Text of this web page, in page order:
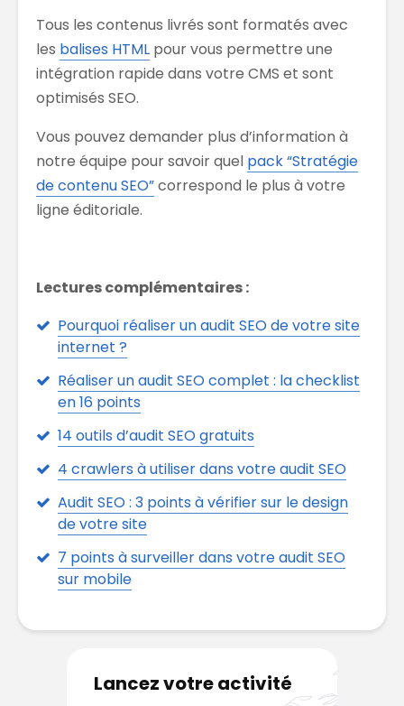
Tous les contenus livrés sont formatés avec
les balises HTML pour vous permettre une
intégration rapide dans votre CMS et sont
optimisés SEO.
Vous pouvez demander plus d’information à
notre équipe pour savoir quel pack “Stratégie
de contenu SEO”correspond le plus à votre
ligne éditoriale.
Lectures complémentaires :
Pourquoi réaliser un audit SEO de votre site
internet ?
Réaliser un audit SEO complet : la checklist
en 16 points
14 outils d’audit SEO gratuits
4 crawlers à utiliser dans votre audit SEO
Audit SEO : 3 points à vérifier sur le design
de votre site
7 points à surveiller dans votre audit SEO
sur mobile
Lancez votre activité